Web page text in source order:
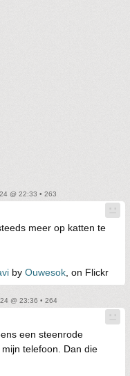
@ 22:33 • 263
meer op katten te
by Ouwesok , on Flickr
@ 23:36 • 264
een steenrode
telefoon. Dan die